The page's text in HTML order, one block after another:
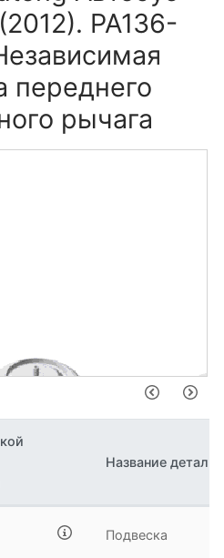
PA136-
переднего
рычага
Название детали
Подвеска